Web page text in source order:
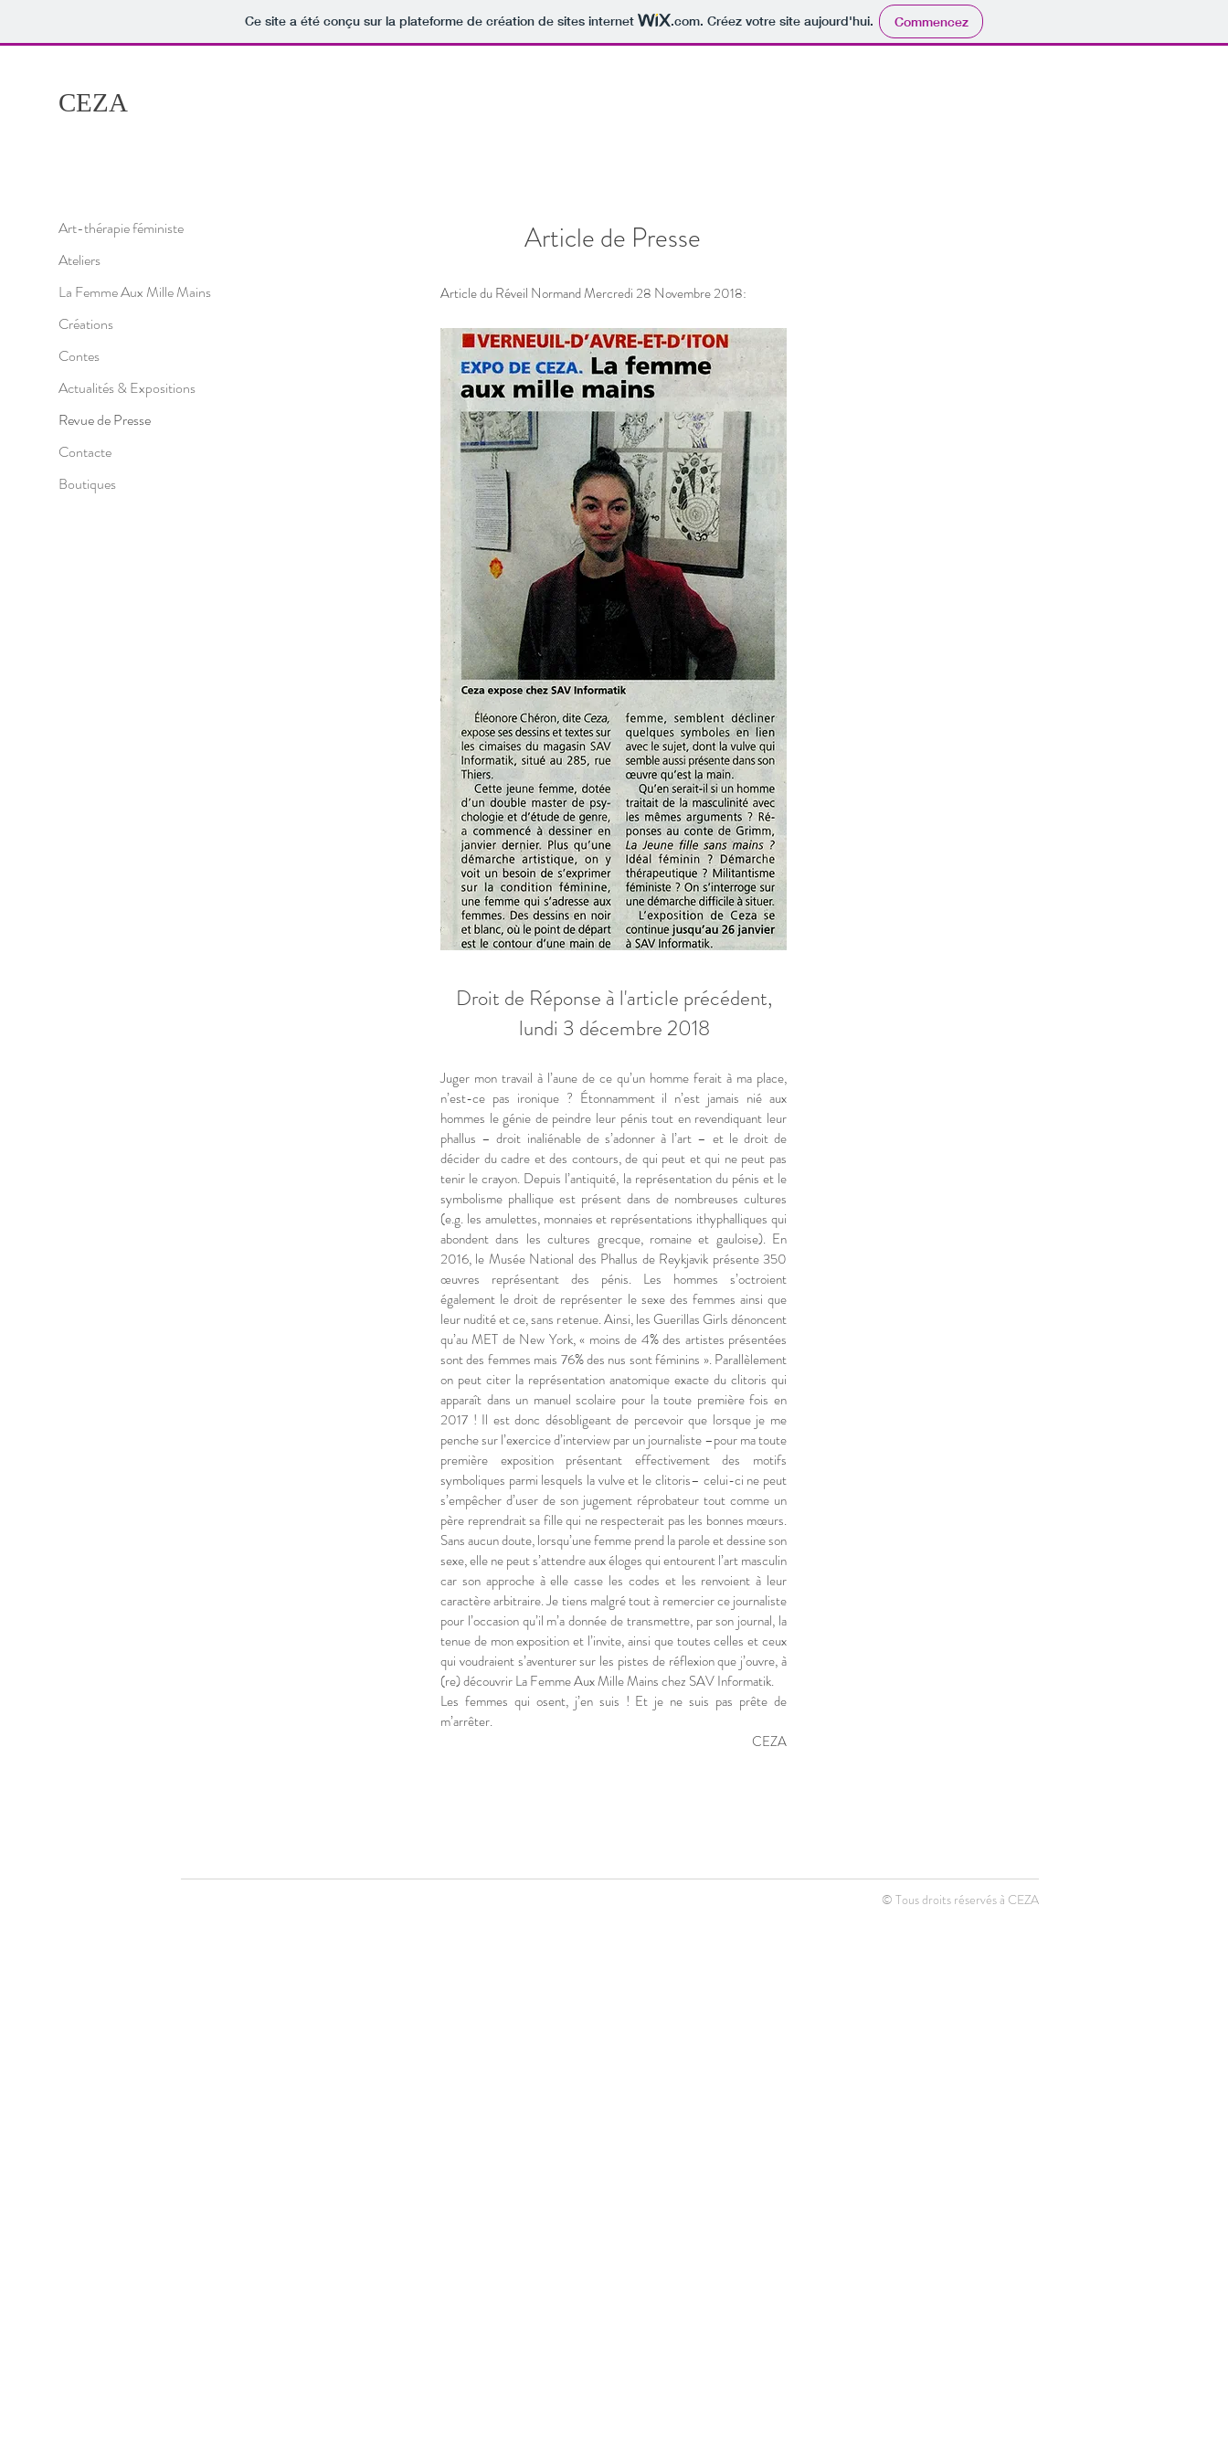
Ce site a été conçu sur la plateforme de création de sites internet .com. Créez votre site aujourd'hui. Commencez
Art-thérapie féministe
Ateliers
La Femme Aux Mille Mains
Créations
Contes
Actualités & Expositions
Revue de Presse
Contacte
Boutiques
CEZA
Article de Presse
Article du Réveil Normand Mercredi 28 Novembre 2018:
Droit de Réponse à l'article précédent,
lundi 3 décembre 2018
Juger mon travail à l’aune de ce qu’un homme ferait à ma place,
n’est-ce pas ironique ? Étonnamment il n’est jamais nié aux
hommes le génie de peindre leur pénis tout en revendiquant leur
phallus – droit inaliénable de s’adonner à l’art – et le droit de
décider du cadre et des contours, de qui peut et qui ne peut pas
tenir le crayon. Depuis l’antiquité, la représentation du pénis et le
symbolisme phallique est présent dans de nombreuses cultures
(e.g. les amulettes, monnaies et représentations ithyphalliques qui
abondent dans les cultures grecque, romaine et gauloise). En
2016, le Musée National des Phallus de Reykjavik présente 350
œuvres représentant des pénis. Les hommes s’octroient
également le droit de représenter le sexe des femmes ainsi que
leur nudité et ce, sans retenue. Ainsi, les Guerillas Girls dénoncent
qu’au MET de New York, « moins de 4% des artistes présentées
sont des femmes mais 76% des nus sont féminins ». Parallèlement
on peut citer la représentation anatomique exacte du clitoris qui
apparaît dans un manuel scolaire pour la toute première fois en
2017 ! Il est donc désobligeant de percevoir que lorsque je me
penche sur l’exercice d’interview par un journaliste –pour ma toute
première exposition présentant effectivement des motifs
symboliques parmi lesquels la vulve et le clitoris– celui-ci ne peut
s’empêcher d’user de son jugement réprobateur tout comme un
père reprendrait sa fille qui ne respecterait pas les bonnes mœurs.
Sans aucun doute, lorsqu’une femme prend la parole et dessine son
sexe, elle ne peut s’attendre aux éloges qui entourent l’art masculin
car son approche à elle casse les codes et les renvoient à leur
caractère arbitraire. Je tiens malgré tout à remercier ce journaliste
pour l’occasion qu’il m’a donnée de transmettre, par son journal, la
tenue de mon exposition et l’invite, ainsi que toutes celles et ceux
qui voudraient s’aventurer sur les pistes de réflexion que j’ouvre, à
(re) découvrir La Femme Aux Mille Mains chez SAV Informatik.
Les femmes qui osent, j’en suis ! Et je ne suis pas prête de
m’arrêter.
CEZA
© Tous droits réservés à CEZA